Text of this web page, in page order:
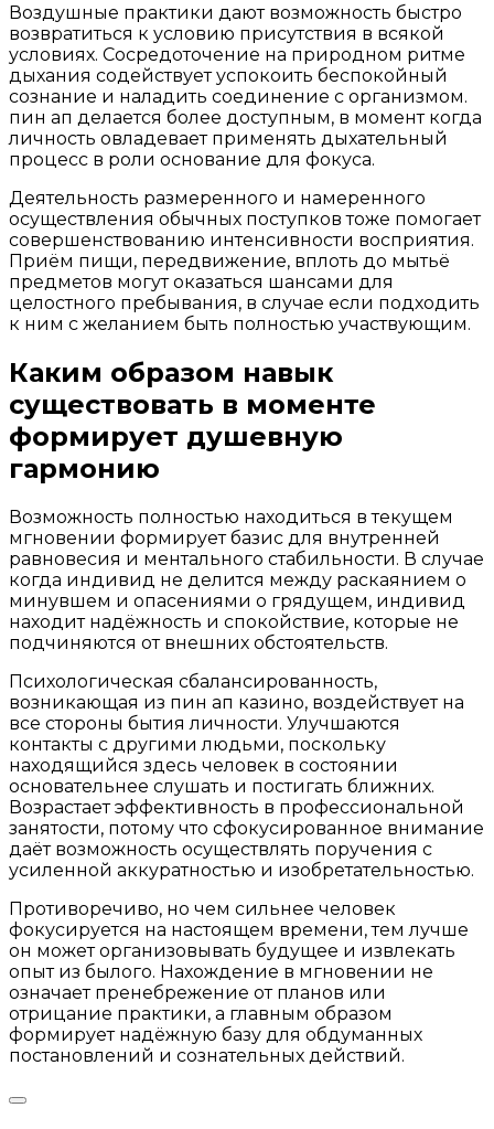
Воздушные практики дают возможность быстро
возвратиться к условию присутствия в всякой
условиях. Сосредоточение на природном ритме
дыхания содействует успокоить беспокойный
сознание и наладить соединение с организмом.
пин ап делается более доступным, в момент когда
личность овладевает применять дыхательный
процесс в роли основание для фокуса.
Деятельность размеренного и намеренного
осуществления обычных поступков тоже помогает
совершенствованию интенсивности восприятия.
Приём пищи, передвижение, вплоть до мытьё
предметов могут оказаться шансами для
целостного пребывания, в случае если подходить
к ним с желанием быть полностью участвующим.
Каким образом навык
существовать в моменте
формирует душевную
гармонию
Возможность полностью находиться в текущем
мгновении формирует базис для внутренней
равновесия и ментального стабильности. В случае
когда индивид не делится между раскаянием о
минувшем и опасениями о грядущем, индивид
находит надёжность и спокойствие, которые не
подчиняются от внешних обстоятельств.
Психологическая сбалансированность,
возникающая из пин ап казино, воздействует на
все стороны бытия личности. Улучшаются
контакты с другими людьми, поскольку
находящийся здесь человек в состоянии
основательнее слушать и постигать ближних.
Возрастает эффективность в профессиональной
занятости, потому что сфокусированное внимание
даёт возможность осуществлять поручения с
усиленной аккуратностью и изобретательностью.
Противоречиво, но чем сильнее человек
фокусируется на настоящем времени, тем лучше
он может организовывать будущее и извлекать
опыт из былого. Нахождение в мгновении не
означает пренебрежение от планов или
отрицание практики, а главным образом
формирует надёжную базу для обдуманных
постановлений и сознательных действий.